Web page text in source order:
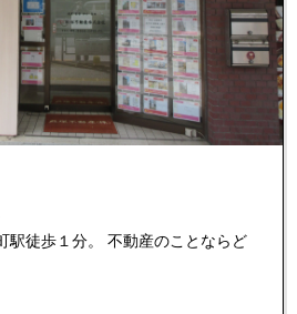
駅徒歩１分。 不動産のことならど